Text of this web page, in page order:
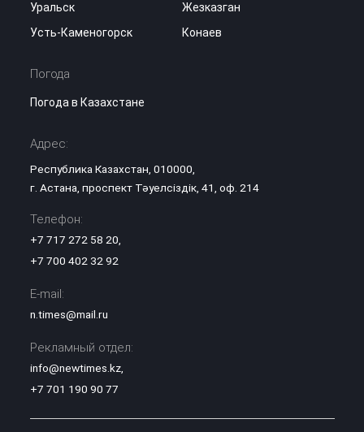
Уральск
Жезказган
Усть-Каменогорск
Конаев
Погода
Погода в Казахстане
Адрес:
Республика Казахстан, 010000,
г. Астана, проспект Тәуелсіздік, 41, оф. 214
Телефон:
+7 717 272 58 20,
+7 700 402 32 92
E-mail:
n.times@mail.ru
Рекламный отдел:
info@newtimes.kz,
+7 701 190 90 77